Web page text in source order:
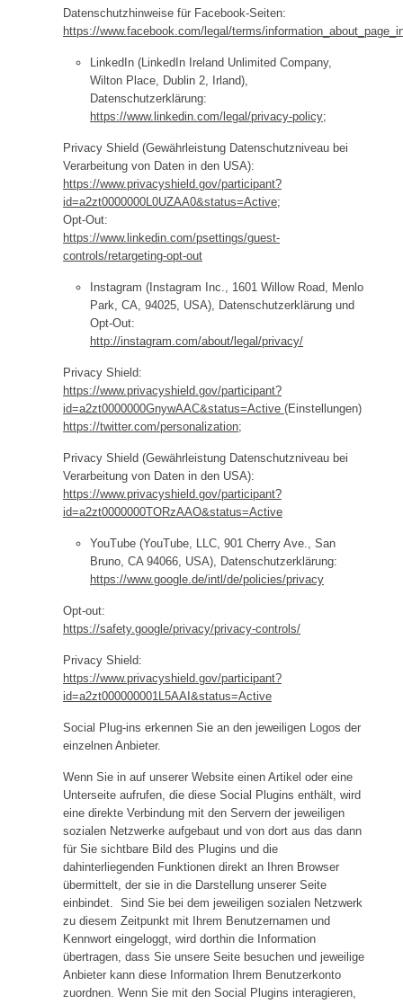
Datenschutzhinweise für Facebook-Seiten:
https://www.facebook.com/legal/terms/
LinkedIn (LinkedIn Ireland Unlimited Company,
Wilton Place, Dublin 2, Irland),
Datenschutzerklärung:
https://www.linkedin.com/legal/privacy-policy;
Privacy Shield (Gewährleistung Datenschutzniveau bei
Verarbeitung von Daten in den USA):
https://www.privacyshield.gov/participant?
id=a2zt0000000L0UZAA0&status=Active;
Opt-Out:
https://www.linkedin.com/psettings/guest-
controls/retargeting-opt-out
Instagram (Instagram Inc., 1601 Willow Road, Menlo
Park, CA, 94025, USA), Datenschutzerklärung und
Opt-Out:
http://instagram.com/about/legal/privacy/
Privacy Shield:
https://www.privacyshield.gov/participant?
id=a2zt0000000GnywAAC&status=Active (Einstellungen)
https://twitter.com/personalization;
Privacy Shield (Gewährleistung Datenschutzniveau bei
Verarbeitung von Daten in den USA):
https://www.privacyshield.gov/participant?
id=a2zt0000000TORzAAO&status=Active
YouTube (YouTube, LLC, 901 Cherry Ave., San
Bruno, CA 94066, USA), Datenschutzerklärung:
https://www.google.de/intl/de/policies/privacy
Opt-out:
https://safety.google/privacy/privacy-controls/
Privacy Shield:
https://www.privacyshield.gov/participant?
id=a2zt000000001L5AAI&status=Active
Social Plug-ins erkennen Sie an den jeweiligen Logos der
einzelnen Anbieter.
Wenn Sie in auf unserer Website einen Artikel oder eine
Unterseite aufrufen, die diese Social Plugins enthält, wird
eine direkte Verbindung mit den Servern der jeweiligen
sozialen Netzwerke aufgebaut und von dort aus das dann
für Sie sichtbare Bild des Plugins und die
dahinterliegenden Funktionen direkt an Ihren Browser
übermittelt, der sie in die Darstellung unserer Seite
einbindet. Sind Sie bei dem jeweiligen sozialen Netzwerk
zu diesem Zeitpunkt mit Ihrem Benutzernamen und
Kennwort eingeloggt, wird dorthin die Information
übertragen, dass Sie unsere Seite besuchen und jeweilige
Anbieter kann diese Information Ihrem Benutzerkonto
zuordnen. Wenn Sie mit den Social Plugins interagieren,